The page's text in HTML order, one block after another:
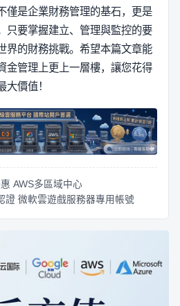
僅是企業財務管理的基石，更是
只要掌握建立、管理與監控的要
界的財務挑戰。希望本篇文章能
金管理上更上一層樓，讓您花得
大價值！
AWS多區域中心
證 微軟雲遊戲服務器專用帳號